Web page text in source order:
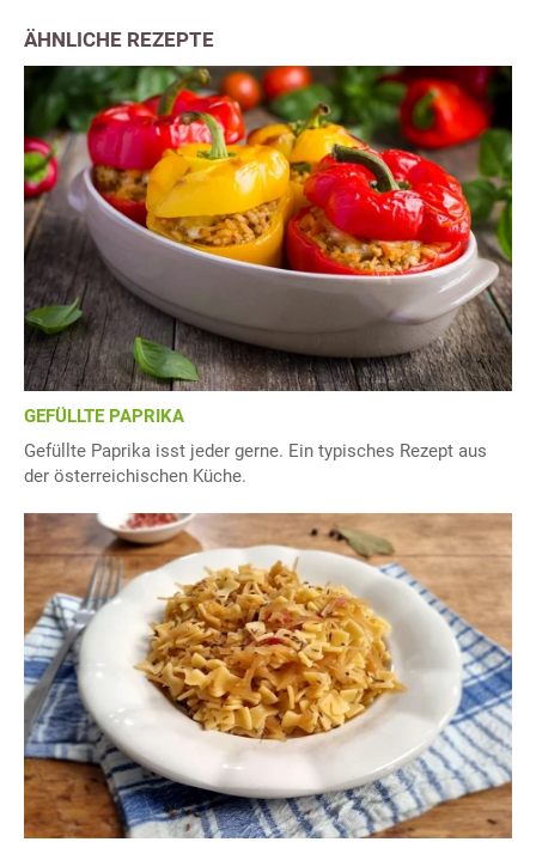
ÄHNLICHE REZEPTE
GEFÜLLTE PAPRIKA
Gefüllte Paprika isst jeder gerne. Ein typisches Rezept aus
der österreichischen Küche.